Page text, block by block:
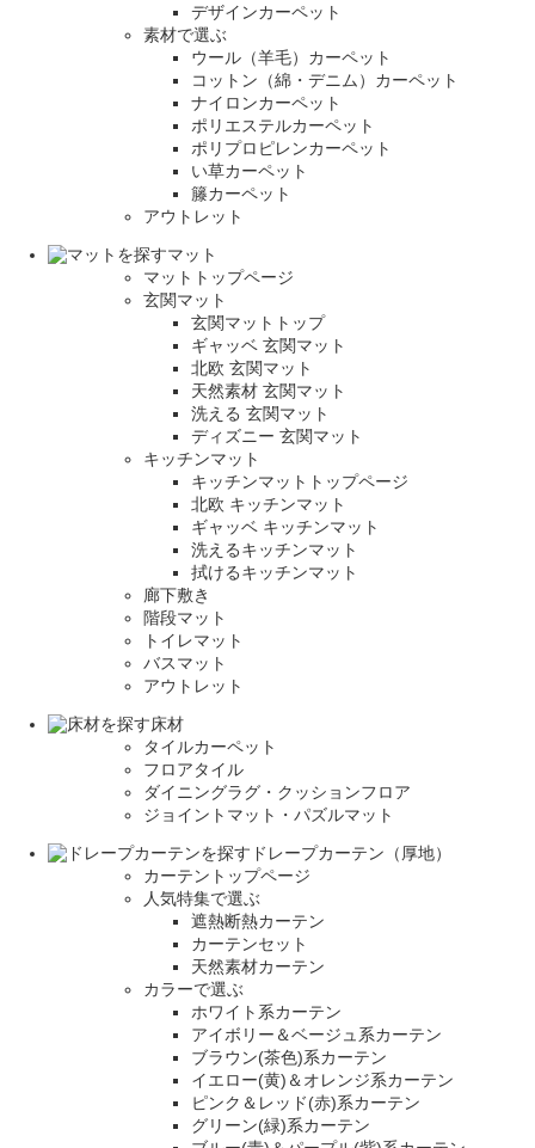
デザインカーペット
素材で選ぶ
ウール（羊毛）カーペット
コットン（綿・デニム）カーペット
ナイロンカーペット
ポリエステルカーペット
ポリプロピレンカーペット
い草カーペット
籐カーペット
アウトレット
マット
マットトップページ
玄関マット
玄関マットトップ
ギャッベ 玄関マット
北欧 玄関マット
天然素材 玄関マット
洗える 玄関マット
ディズニー 玄関マット
キッチンマット
キッチンマットトップページ
北欧 キッチンマット
ギャッベ キッチンマット
洗えるキッチンマット
拭けるキッチンマット
廊下敷き
階段マット
トイレマット
バスマット
アウトレット
床材
タイルカーペット
フロアタイル
ダイニングラグ・クッションフロア
ジョイントマット・パズルマット
ドレープカーテン（厚地）
カーテントップページ
人気特集で選ぶ
遮熱断熱カーテン
カーテンセット
天然素材カーテン
カラーで選ぶ
ホワイト系カーテン
アイボリー＆ベージュ系カーテン
ブラウン(茶色)系カーテン
イエロー(黄)＆オレンジ系カーテン
ピンク＆レッド(赤)系カーテン
グリーン(緑)系カーテン